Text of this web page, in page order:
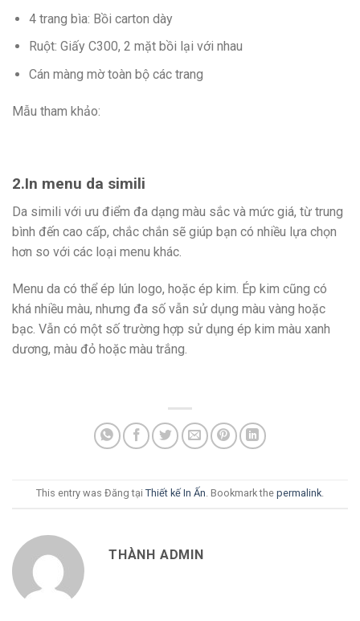
4 trang bìa: Bồi carton dày
Ruột: Giấy C300, 2 mặt bồi lại với nhau
Cán màng mờ toàn bộ các trang
Mẫu tham khảo:
2.In menu da simili
Da simili với ưu điểm đa dạng màu sắc và mức giá, từ trung
bình đến cao cấp, chắc chắn sẽ giúp bạn có nhiều lựa chọn
hơn so với các loại menu khác.
Menu da có thể ép lún logo, hoặc ép kim. Ép kim cũng có
khá nhiều màu, nhưng đa số vẫn sử dụng màu vàng hoặc
bạc. Vẫn có một số trường hợp sử dụng ép kim màu xanh
dương, màu đỏ hoặc màu trắng.
This entry was Đăng tại Thiết kế In Ấn. Bookmark the permalink.
THÀNH ADMIN